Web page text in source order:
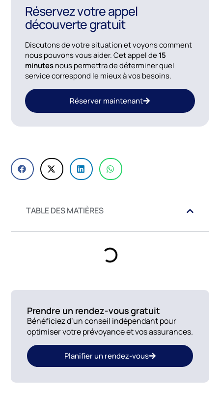
Réservez votre appel
découverte gratuit
Discutons de votre situation et voyons comment
nous pouvons vous aider. Cet appel de15
minutesnous permettra de déterminer quel
service correspond le mieux à vos besoins.
Réserver maintenant
TABLE DES MATIÈRES
Prendre un rendez-vous gratuit
Bénéficiez d’un conseil indépendant pour
optimiser votre prévoyance et vos assurances.
Planifier un rendez-vous